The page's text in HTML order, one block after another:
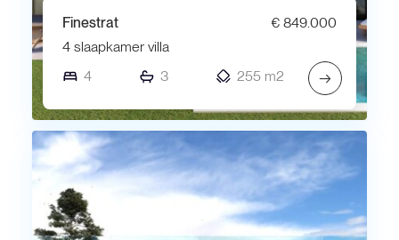
Finestrat
€ 849.000
4 slaapkamer villa
4
3 255 m2 →